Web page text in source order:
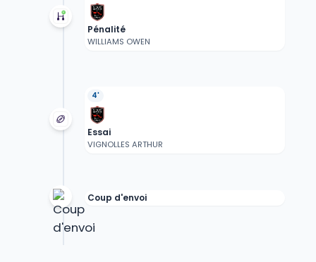
Pénalité
WILLIAMS OWEN
4'
Essai
VIGNOLLES ARTHUR
Coup d'envoi